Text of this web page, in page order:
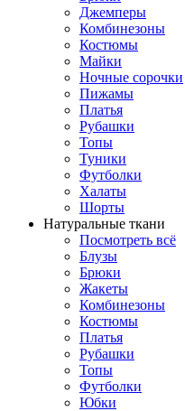
Джемперы
Комбинезоны
Костюмы
Майки
Ночные сорочки
Пижамы
Платья
Рубашки
Топы
Туники
Футболки
Халаты
Шорты
Натуральные ткани
Посмотреть всё
Блузы
Брюки
Жакеты
Комбинезоны
Костюмы
Платья
Рубашки
Топы
Футболки
Юбки